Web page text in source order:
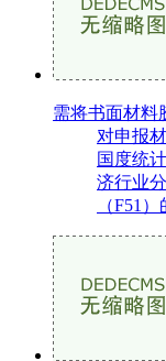
需将书面材料
对申报
国度统
济行业
（F51